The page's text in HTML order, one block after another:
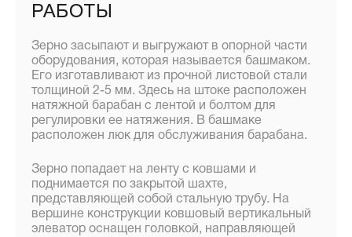
РАБОТЫ
Зерно засыпают и выгружают в опорной части
оборудования, которая называется башмаком.
Его изготавливают из прочной листовой стали
толщиной 2-5 мм. Здесь на штоке расположен
натяжной барабан с лентой и болтом для
регулировки ее натяжения. В башмаке
расположен люк для обслуживания барабана.
Зерно попадает на ленту с ковшами и
поднимается по закрытой шахте,
представляющей собой стальную трубу. На
вершине конструкции ковшовый вертикальный
элеватор оснащен головкой, направляющей